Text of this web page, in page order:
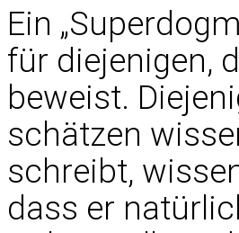
Ein
für diejenigen,
beweist.
schätzen
schreibt,
dass er